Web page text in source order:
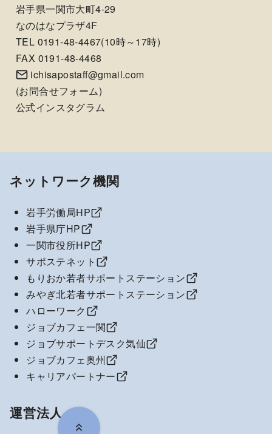
岩手県一関市大町4-29
なのはなプラザ4F
TEL 0191-48-4467(10時～17時)
FAX 0191-48-4468
ichisapostaff@gmail.com
(お問合せフォーム)
公式インスタグラム
ネットワーク機関
岩手労働局HP
岩手県庁HP
一関市役所HP
サポステネット
もりおか若者サポートステーション
みやぎ北若者サポートステーション
ハローワーク
ジョブカフェ一関
ジョブサポートデスク気仙
ジョブカフェ奥州
キャリアパートナー
運営法人